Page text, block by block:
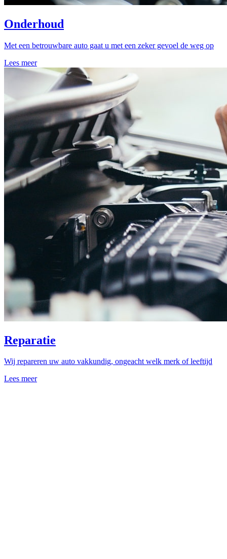
Onderhoud
Met een betrouwbare auto gaat u met een zeker gevoel de weg op
Lees meer
Reparatie
Wij repareren uw auto vakkundig, ongeacht welk merk of leeftijd
Lees meer